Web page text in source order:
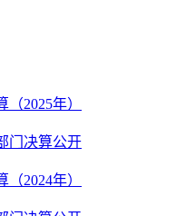
2025年）
门决算公开
2024年）